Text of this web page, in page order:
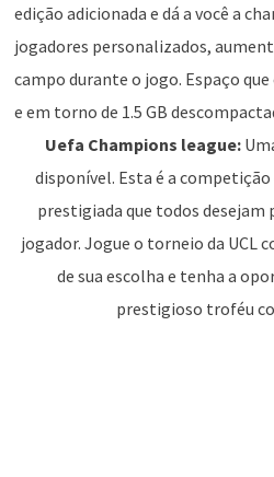
edição adicionada e dá a você a
jogadores personalizados,
campo durante o jogo. Espaço
e em torno de 1.5 GB
Uefa Champions league:
disponível. Esta é a
prestigiada que todos
jogador. Jogue o torneio da UCL
de sua escolha e tenha a
prestigioso troféu